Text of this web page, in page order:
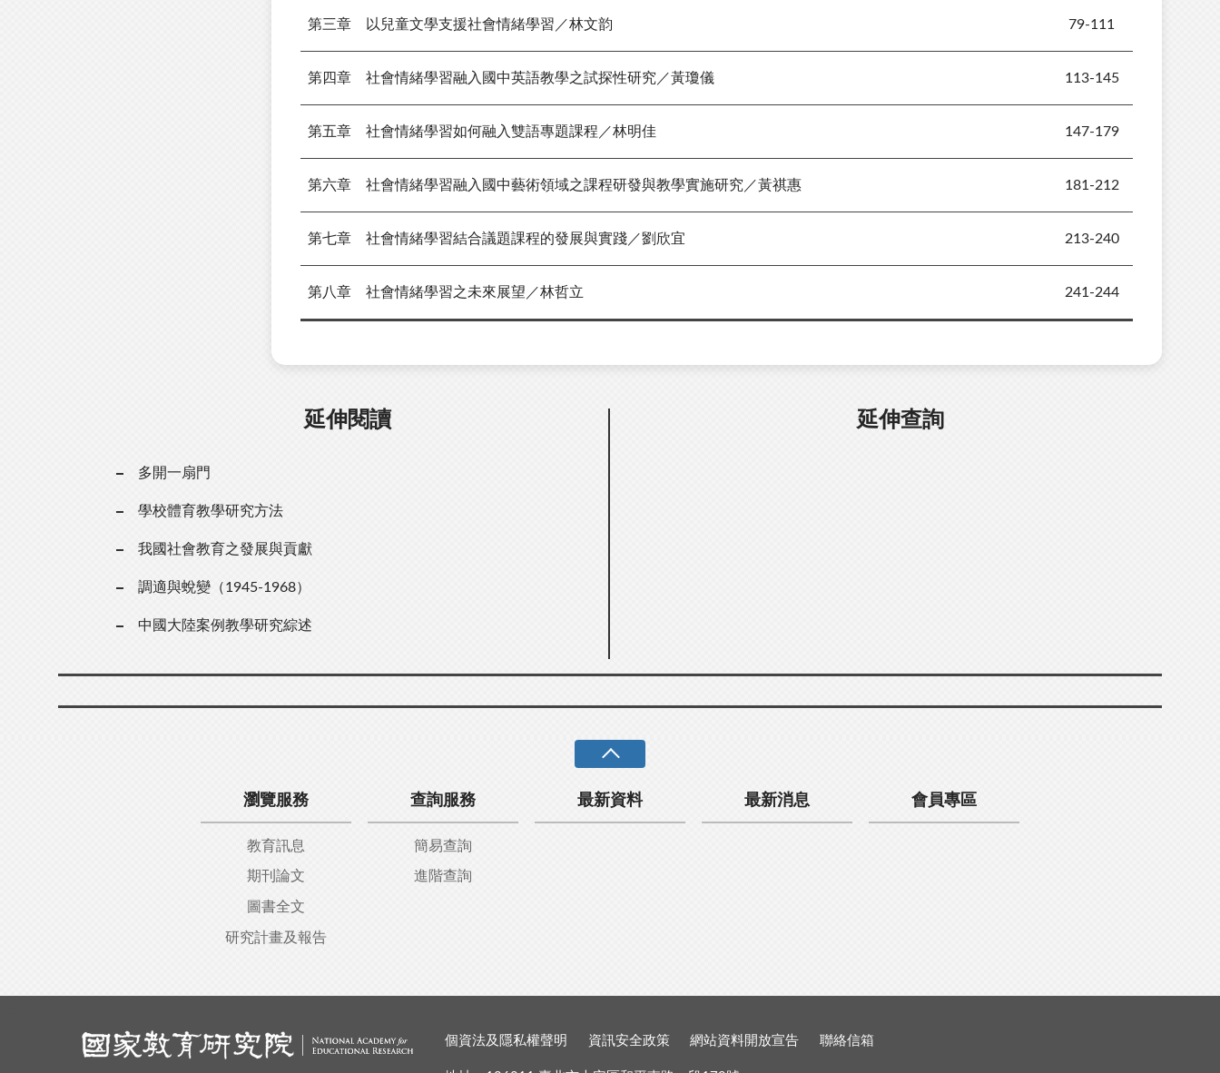
第三章 以兒童文學支援社會情緒學習／林文韵 79-111
第四章 社會情緒學習融入國中英語教學之試探性研究／黃瓊儀 113-145
第五章 社會情緒學習如何融入雙語專題課程／林明佳 147-179
第六章 社會情緒學習融入國中藝術領域之課程研發與教學實施研究／黃祺惠 181-212
第七章 社會情緒學習結合議題課程的發展與實踐／劉欣宜 213-240
第八章 社會情緒學習之未來展望／林哲立 241-244
延伸閱讀
多開一扇門
學校體育教學研究方法
我國社會教育之發展與貢獻
調適與蛻變（1945-1968）
中國大陸案例教學研究綜述
延伸查詢
瀏覽服務
教育訊息
期刊論文
圖書全文
研究計畫及報告
查詢服務
簡易查詢
進階查詢
最新資料 最新消息 會員專區
個資法及隱私權聲明 資訊安全政策 網站資料開放宣告 聯絡信箱